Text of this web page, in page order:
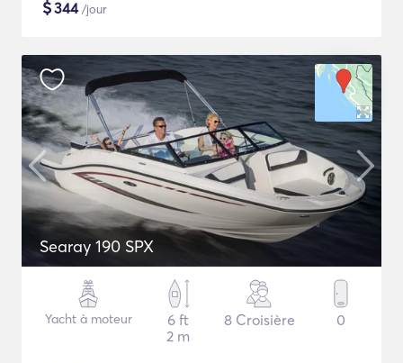
$344/jour
Searay 190 SPX
Yacht à moteur
6 ft
2 m
8 Croisière 0